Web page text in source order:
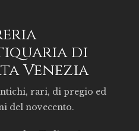
di
Venezia
rari, di pregio ed
del novecento.